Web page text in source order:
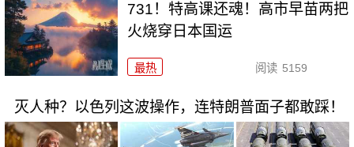
731！特高课还魂！高市早苗两把
火烧穿日本国运
最热 阅读 5159
灭人种？以色列这波操作，连特朗普面子都敢踩！